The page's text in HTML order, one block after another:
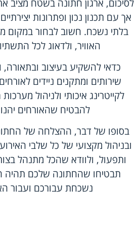
לסיכום, ארגון חתונה בשטח מציב
אך עם תכנון נכון ופתרונות
בלתי נשכח. חשוב לבחור במקום
האוויר, ולדאוג לכל
כדאי להשקיע בעיצוב ובתאורה,
שירותים ומתקנים ניידים
לקייטרינג איכותי ולניהול
להבטיח שהאורחים
בסופו של דבר, ההצלחה של
ובניהול מקצועי של כל שלבי
ותפעול, ולוודא שהכל מתנהל
תבטיחו שהחתונה שלכם תהיה
נשכחת עבורכם ועבור